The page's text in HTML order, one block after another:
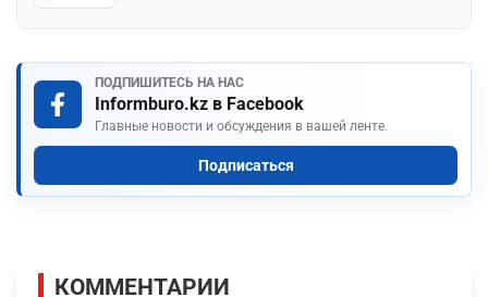
ПОДПИШИТЕСЬ НА НАС
Informburo.kz в Facebook
Главные новости и обсуждения в вашей ленте.
Подписаться
КОММЕНТАРИИ